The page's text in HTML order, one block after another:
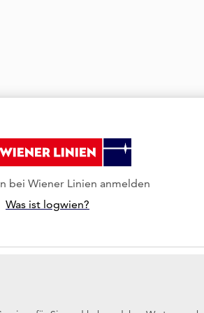
bei Wiener Linien anmelden
Was ist logwien?